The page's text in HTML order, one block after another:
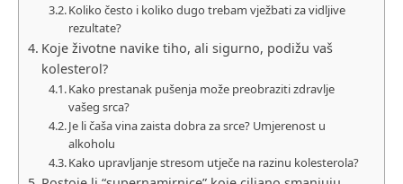
Koliko često i koliko dugo trebam vježbati za vidljive
rezultate?
Koje životne navike tiho, ali sigurno, podižu vaš
kolesterol?
Kako prestanak pušenja može preobraziti zdravlje
vašeg srca?
Je li čaša vina zaista dobra za srce? Umjerenost u
alkoholu
Kako upravljanje stresom utječe na razinu kolesterola?